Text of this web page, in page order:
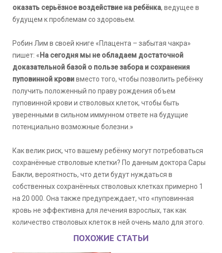
оказать серьёзное воздействие на ребёнка, ведущее в
будущем к проблемам со здоровьем.
Робин Лим в своей книге «Плацента – забытая чакра»
пишет: « На сегодня мы не обладаем достаточной
доказательной базой о пользе забора и сохранения
пуповинной кровивместо того, чтобы позволить ребёнку
получить положенный по праву рождения объем
пуповинной крови и стволовых клеток, чтобы быть
уверенными в сильном иммунном ответе на будущие
потенциально возможные болезни.»
Как велик риск, что вашему ребёнку могут потребоваться
сохранённые стволовые клетки? По данным доктора Сары
Бакли, вероятность, что дети будут нуждаться в
собственных сохранённых стволовых клетках примерно 1
на 20 000. Она также предупреждает, что «пуповинная
кровь не эффективна для лечения взрослых, так как
количество стволовых клеток в ней очень мало для этого.
ПОХОЖИЕ СТАТЬИ